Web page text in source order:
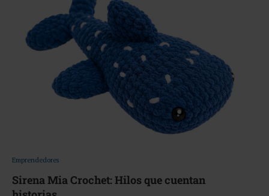
Emprendedores
Sirena Mia Crochet: Hilos que cuentan